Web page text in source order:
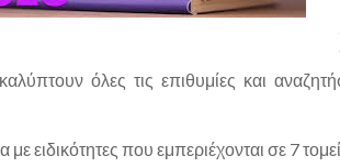
όλες τις επιθυμίες και
ειδικότητες που εμπεριέχονται σε 7